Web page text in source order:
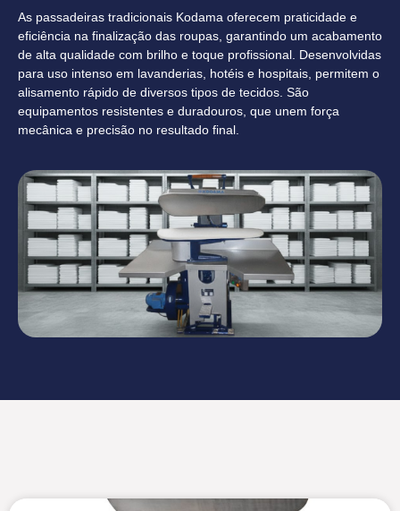
As passadeiras tradicionais Kodama oferecem praticidade e
eficiência na finalização das roupas, garantindo um acabamento
de alta qualidade com brilho e toque profissional. Desenvolvidas
para uso intenso em lavanderias, hotéis e hospitais, permitem o
alisamento rápido de diversos tipos de tecidos. São
equipamentos resistentes e duradouros, que unem força
mecânica e precisão no resultado final.